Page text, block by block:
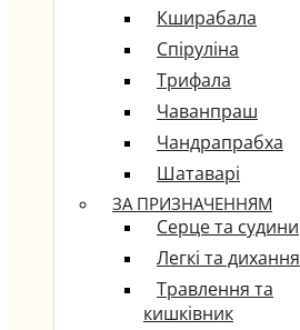
Кширабала
Спіруліна
Трифала
Чаванпраш
Чандрапрабха
Шатаварі
ЗА ПРИЗНАЧЕННЯМ
Серце та судини
Легкі та дихання
Травлення та
кишківник